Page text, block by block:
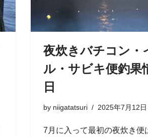
夜炊きバチコン・
ル・サビキ便釣果
日
by niigatatsuri 2025年7月12日
7月に入って最初の夜炊き便